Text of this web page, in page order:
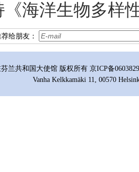
《海洋生物多样
荐给朋友：
兰共和国大使馆 版权所有 京ICP备
Vanha Kelkkamäki 11, 00570